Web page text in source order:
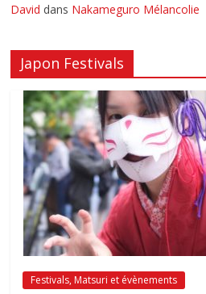
David dans Nakameguro Mélancolie
Japon Festivals
Festivals, Matsuri et évènements